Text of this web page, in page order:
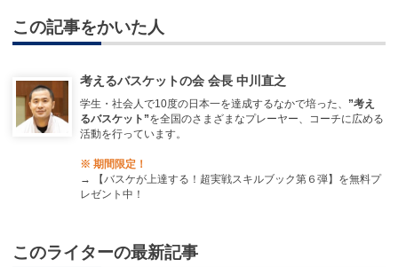
この記事をかいた人
考えるバスケットの会 会長 中川直之
学生・社会人で10度の日本一を達成するなかで培った、 ”考え
るバスケット”を全国のさまざまなプレーヤー、コーチに広める
活動を行っています。
※ 期間限定！
→
【バスケが上達する！超実戦スキルブック第６弾】を無料プ
レゼント中！
このライターの最新記事